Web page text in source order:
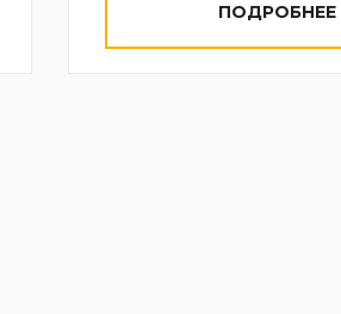
ПОДРОБНЕЕ